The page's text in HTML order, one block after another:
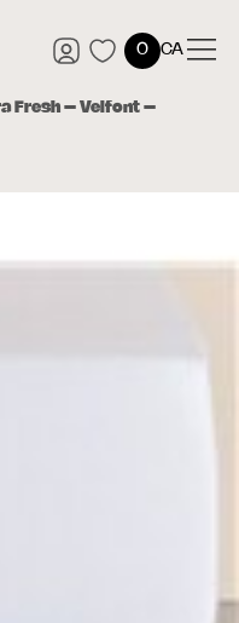
0 CA
Fresh – Velfont –